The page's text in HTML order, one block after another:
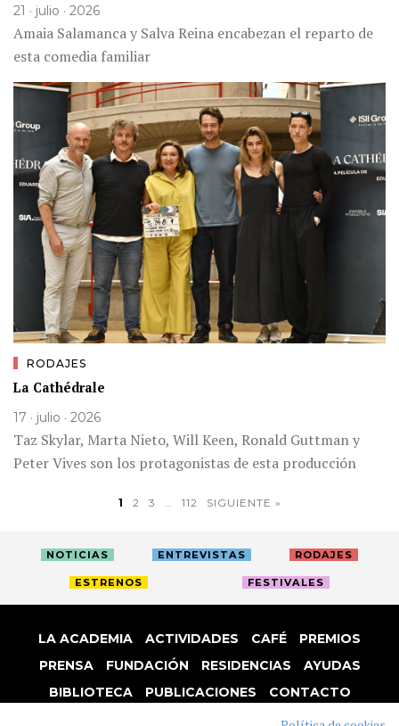
21 · julio · 2026
Amaia Salamanca y Salva Reina encabezan el reparto de
esta comedia familiar
RODAJES
La Cathédrale
17 · julio · 2026
Taz Skylar, Marta Nieto, Will Keen, Ronald Guttman y
Peter Vives son los protagonistas de esta producción
1 2 3 … 112 SIGUIENTE »
NOTICIAS ENTREVISTAS RODAJES
ESTRENOS FESTIVALES
LA ACADEMIA ACTIVIDADES CAFÉ
PREMIOS
PRENSA
FUNDACIÓN RESIDENCIAS
AYUDAS
BIBLIOTECA
PUBLICACIONES
CONTACTO
COOKIES